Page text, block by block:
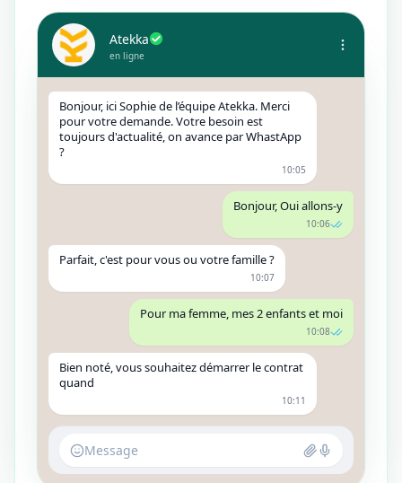
Atekka
en ligne
Bonjour, ici Sophie de l’équipe Atekka. Merci
pour votre demande. Votre besoin est
toujours d'actualité, on avance par WhastApp
?
10:05
Bonjour, Oui allons-y
10:06
Parfait, c'est pour vous ou votre famille ?
10:07
Pour ma femme, mes 2 enfants et moi
10:08
Bien noté, vous souhaitez démarrer le contrat
quand
10:11
Message